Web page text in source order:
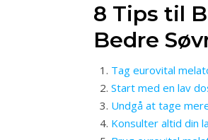
8 Tips til
Bedre
Tag eurovital
Start med en lav
Undgå at tage
Konsulter altid din